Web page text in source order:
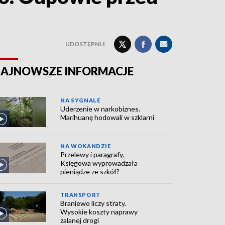
UDOSTĘPNIJ:
INFORMACJE
NA SYGNALE
Uderzenie w narkobiznes.
Marihuanę hodowali w szklarni
NA WOKANDZIE
Przelewy i paragrafy.
Księgowa wyprowadzała
pieniądze ze szkół?
TRANSPORT
Braniewo liczy straty.
Wysokie koszty naprawy
zalanej drogi